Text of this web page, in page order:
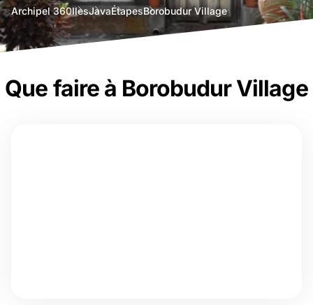
Archipel 360agence
voyage
bali
IlesJavaÉtapesBorobudur Village
Que faire à Borobudur Village